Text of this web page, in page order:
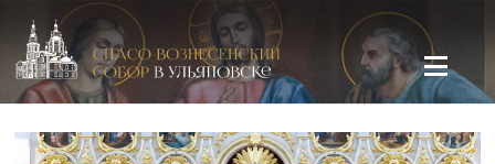
Спасо-Вознесенский кафедральный собор в Ульяновске